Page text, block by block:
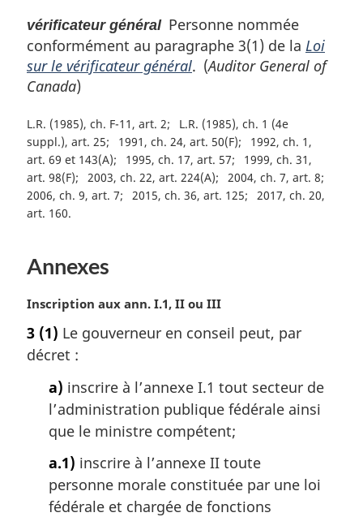
vérificateur généralPersonne nommée
conformément au paragraphe 3(1) de la Loi
sur le vérificateur général. (Auditor General of
Canada)
L.R. (1985), ch. F-11, art. 2
L.R. (1985), ch. 1 (4e
suppl.), art. 25
1991, ch. 24, art. 50(F)
1992, ch. 1,
art. 69 et 143(A)
1995, ch. 17, art. 57
1999, ch. 31,
art. 98(F)
2003, ch. 22, art. 224(A)
2004, ch. 7, art. 8
2006, ch. 9, art. 7
2015, ch. 36, art. 125
2017, ch. 20,
art. 160
Annexes
N
t
e
Inscription aux ann. I.1, II ou III
3 (1) Le gouverneur en conseil peut, par
décret :
a) inscrire à l’annexe I.1 tout secteur de
l’administration publique fédérale ainsi
que le ministre compétent;
a.1) inscrire à l’annexe II toute
personne morale constituée par une loi
fédérale et chargée de fonctions